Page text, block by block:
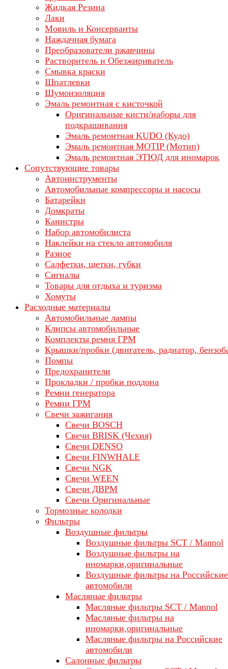
Жидкая Резина
Лаки
Мовиль и Консерванты
Наждачная бумага
Преобразователи ржавчины
Растворитель и Обезжириватель
Смывка краски
Шпатлевки
Шумоизоляция
Эмаль ремонтная с кисточкой
Оригинальные кисти/наборы для
подкрашивания
Эмаль ремонтная KUDO (Кудо)
Эмаль ремонтная MOTIP (Мотип)
Эмаль ремонтная ЭТЮД для иномарок
Сопутствующие товары
Автоинструменты
Автомобильные компрессоры и насосы
Батарейки
Домкраты
Канистры
Набор автомобилиста
Наклейки на стекло автомобиля
Разное
Салфетки, щетки, губки
Сигналы
Товары для отдыха и туризма
Хомуты
Расходные материалы
Автомобильные лампы
Клипсы автомобильные
Комплекты ремня ГРМ
Крышки/пробки (двигатель, радиатор,
Помпы
Предохранители
Прокладки / пробки поддона
Ремни генератора
Ремни ГРМ
Свечи зажигания
Свечи BOSCH
Свечи BRISK (Чехия)
Свечи DENSO
Свечи FINWHALE
Свечи NGK
Свечи WEEN
Свечи ДВРМ
Свечи Оригинальные
Тормозные колодки
Фильтры
Воздушные фильтры
Воздушные фильтры SCT / Mannol
Воздушные фильтры на
иномарки,оригинальные
Воздушные фильтры на Российские
автомобили
Масляные фильтры
Масляные фильтры SCT / Mannol
Масляные фильтры на
иномарки,оригинальные
Масляные фильтры на Российские
автомобили
Салонные фильтры